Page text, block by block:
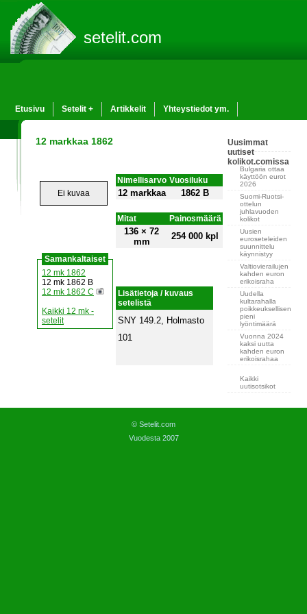
setelit.com
Etusivu Setelit + Artikkelit Yhteystiedot ym.
12 markkaa 1862
Ei kuvaa
Samankaltaiset
12 mk 1862
12 mk 1862 B
12 mk 1862 C
Kaikki 12 mk -
setelit
Nimellisarvo Vuosiluku
12 markkaa 1862 B
Mitat Painosmäärä
136 × 72
mm
254 000 kpl
Lisätietoja / kuvaus
setelistä
SNY 149.2, Holmasto
101
Uusimmat
uutiset
kolikot.comissa
Bulgaria ottaa
käyttöön eurot
2026
Suomi-Ruotsi-
ottelun
juhlavuoden
kolikot
Uusien
euroseteleiden
suunnittelu
käynnistyy
Valtiovierailujen
kahden euron
erikoisraha
Uudella
kultarahalla
poikkeuksellisen
pieni
lyöntimäärä
Vuonna 2024
kaksi uutta
kahden euron
erikoisrahaa
Kaikki
uutisotsikot
© Setelit.com
Vuodesta 2007